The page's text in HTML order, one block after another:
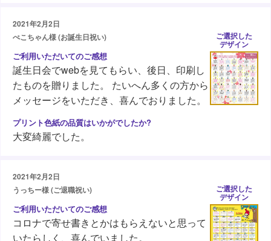
2021年2月2日
ぺこちゃん様 (お誕生日祝い)
誕生日会でwebを見てもらい、後日、印刷し
たものを贈りました。 たいへん多くの方から
メッセージをいただき、喜んでおりました。
大変綺麗でした。
ご選択した
デザイン
2021年2月2日
うっちー様 (ご退職祝い)
コロナで寄せ書きとかはもらえないと思って
いたらしく、喜んでいました。
ご選択した
デザイン